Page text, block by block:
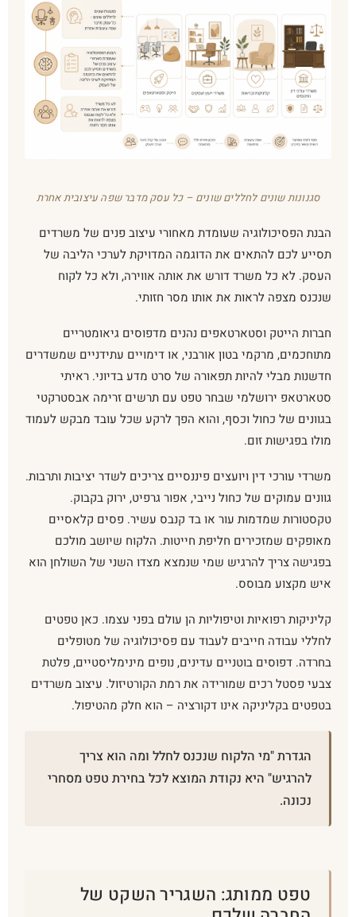
סגנונות שונים לחללים שונים – כל עסק מדבר שפה עיצובית אחרת
הבנת הפסיכולוגיה שעומדת מאחורי עיצוב פנים של משרדים
תסייע לכם להתאים את הדוגמה המדויקת לערכי הליבה של
העסק. לא כל משרד דורש את אותה אווירה, ולא כל לקוח
שנכנס מצפה לראות את אותו מסר חזותי.
חברות הייטק וסטארטאפים נהנים מדפוסים גיאומטריים
מתוחכמים, מרקמי בטון אורבני, או דימויים עתידניים שמשדרים
חדשנות מבלי להיות תפאורה של סרט מדע בדיוני. ראיתי
סטארטאפ ירושלמי שבחר טפט עם תרשים זרימה אבסטרקטי
בגוונים של כחול וכסף, והוא הפך לרקע שכל עובד מבקש לעמוד
מולו בפגישות זום.
משרדי עורכי דין ויועצים פיננסיים צריכים לשדר יציבות ותרבות.
גוונים עמוקים של כחול נייבי, אפור גרפיט, ירוק בקבוק.
טקסטורות שמדמות עור או בד קנבס עשיר. פסים קלאסיים
מאופקים שמזכירים חליפת חייטות. הלקוח שיושב מולכם
בפגישה צריך להרגיש שמי שנמצא מצדו השני של השולחן הוא
איש מקצוע מבוסס.
קליניקות רפואיות וטיפוליות הן עולם בפני עצמו. כאן טפטים
לחללי עבודה חייבים לעבוד עם פסיכולוגיה של מטופלים
בחרדה. דפוסים בוטניים עדינים, נופים מינימליסטיים, פלטת
צבעי פסטל רכים שמורידה את רמת הקורטיזול. עיצוב משרדים
בטפטים בקליניקה אינו דקורציה – הוא חלק מהטיפול.
הגדרת "מי הלקוח שנכנס לחלל ומה הוא צריך
להרגיש" היא נקודת המוצא לכל בחירת טפט מסחרי
נכונה.
טפט ממותג: השגריר השקט של